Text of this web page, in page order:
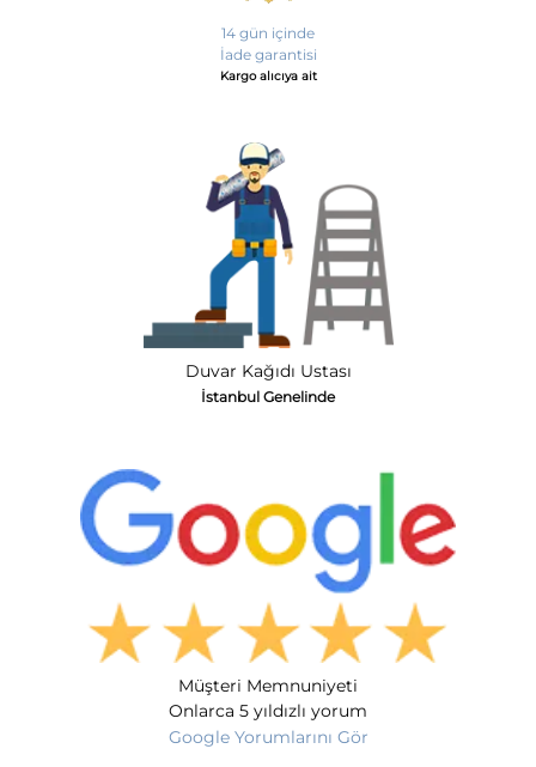
14 gün içinde
İade garantisi
Kargo alıcıya ait
Duvar Kağıdı Ustası
İstanbul Genelinde
Müşteri Memnuniyeti
Onlarca 5 yıldızlı yorum
Google Yorumlarını Gör